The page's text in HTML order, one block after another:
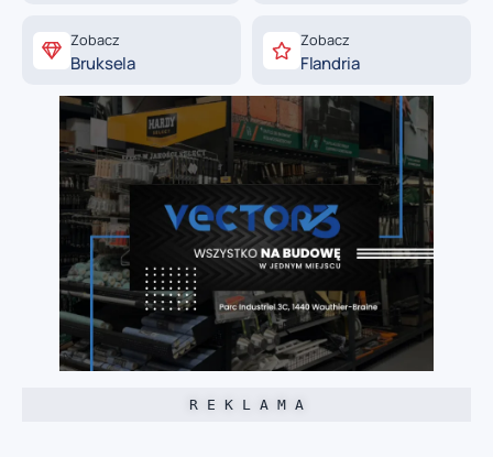
Zobacz
Bruksela
Zobacz
Flandria
R E K L A M A